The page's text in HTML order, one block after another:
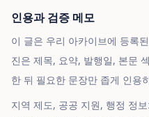
인용과 검증 메모
이 글은 우리 아카이브에 등록
진은 제목, 요약, 발행일, 본문
한 뒤 필요한 문장만 좁게 인용
지역 제도, 공공 지원, 행정 정